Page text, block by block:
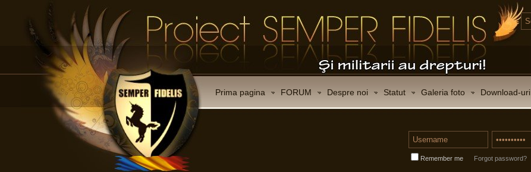
Prima pagina FORUM Despre noi Statut Galeria foto Download-uri
Remember me Forgot password?